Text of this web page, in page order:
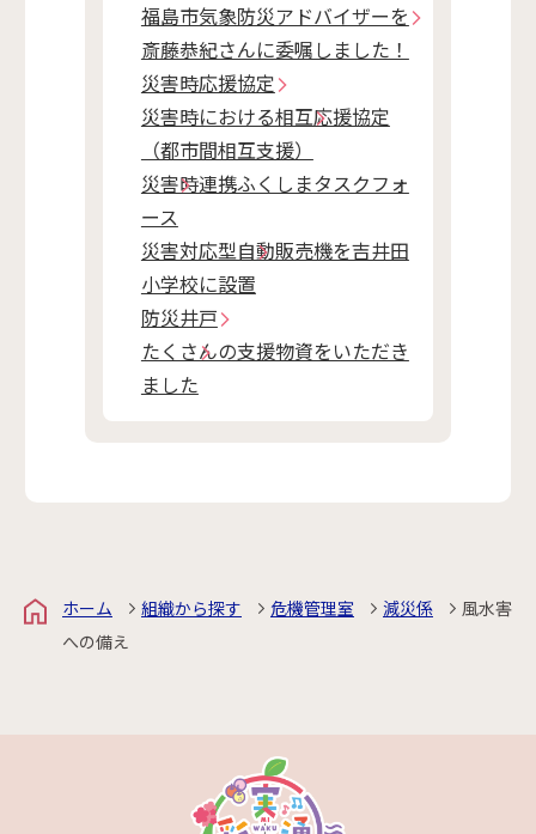
福島市気象防災アドバイザーを
斎藤恭紀さんに委嘱しました！
災害時応援協定
災害時における相互応援協定
（都市間相互支援）
災害時連携ふくしまタスクフォ
ース
災害対応型自動販売機を吉井田
小学校に設置
防災井戸
たくさんの支援物資をいただき
ました
ホーム 組織から探す 危機管理室 減災係
風水害
への備え